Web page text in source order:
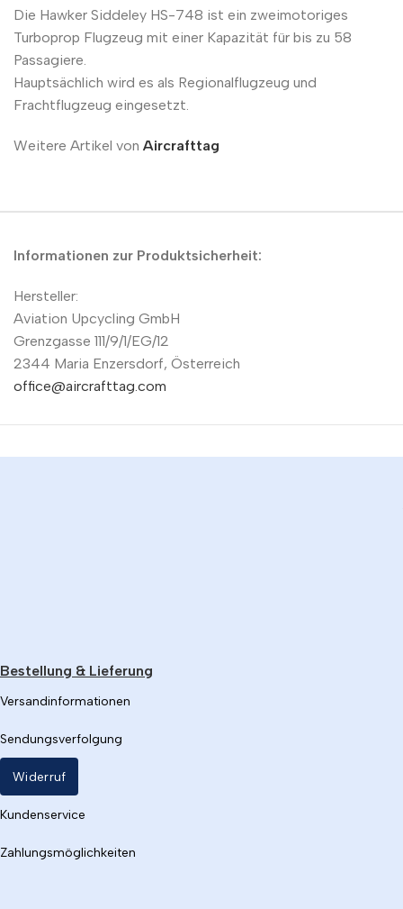
Die Hawker Siddeley HS-748 ist ein zweimotoriges
Turboprop Flugzeug mit einer Kapazität für bis zu 58
Passagiere.
Hauptsächlich wird es als Regionalflugzeug und
Frachtflugzeug eingesetzt.
Weitere Artikel von Aircrafttag
Informationen zur Produktsicherheit:
Hersteller:
Aviation Upcycling GmbH
Grenzgasse 111/9/1/EG/12
2344 Maria Enzersdorf, Österreich
office@aircrafttag.com
Bestellung & Lieferung
Versandinformationen
Sendungsverfolgung
Widerruf
Kundenservice
Zahlungsmöglichkeiten